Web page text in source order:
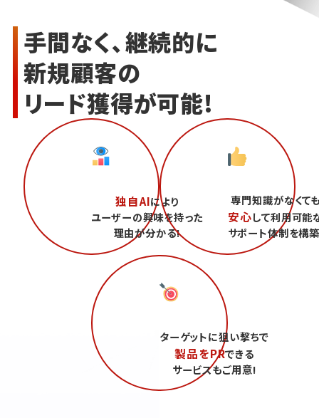
手間なく、継続的に
新規顧客の
リード獲得が可能!
独自AIにより
ユーザーの興味を持った
理由が分かる!
専門知識がなくて
安心して利用可能
サポート体制を構
ターゲットに狙い撃ちで
製品をPRできる
サービスもご用意!